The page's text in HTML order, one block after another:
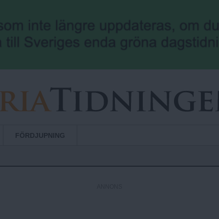
FÖRDJUPNING